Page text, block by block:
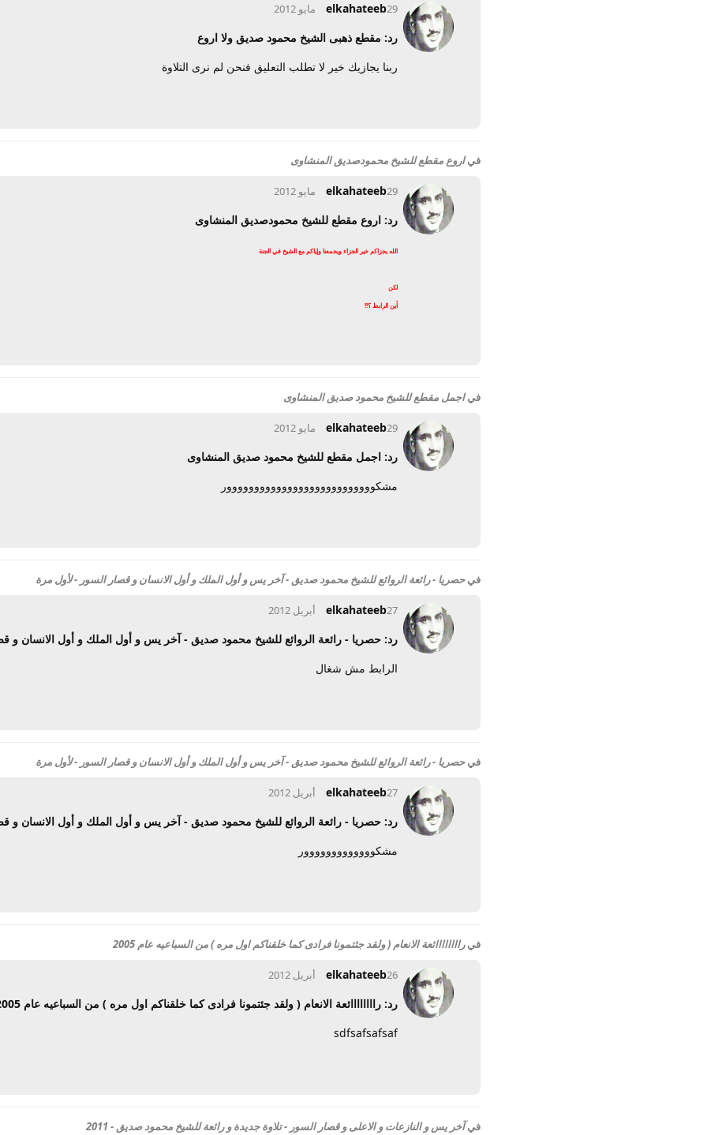
elkahateeb29 مايو 2012
رد: مقطع ذهبى الشيخ محمود صديق ولا اروع
ربنا يجازيك خير لا تطلب التعليق فنحن لم نرى التلاوة
فياروع مقطع للشيخ محمودصديق المنشاوى
elkahateeb29 مايو 2012
رد: اروع مقطع للشيخ محمودصديق المنشاوى
الله يجزاكم خير الجزاء ويجمعنا وإياكم مع الشيخ في الجنة
لكن
أين الرابط ؟!!
فياجمل مقطع للشيخ محمود صديق المنشاوى
elkahateeb29 مايو 2012
رد: اجمل مقطع للشيخ محمود صديق المنشاوى
مشكووووووووووووووووووووووووووور
فيحصريا - رائعة الروائع للشيخ محمود صديق - آخر يس و أول الملك و أول الانسان و قصار السور - لأول مرة
elkahateeb27 أبريل 2012
رد: حصريا - رائعة الروائع للشيخ محمود صديق - آخر يس و أول الملك و أول الانسان و
الرابط مش شغال
فيحصريا - رائعة الروائع للشيخ محمود صديق - آخر يس و أول الملك و أول الانسان و قصار السور - لأول مرة
elkahateeb27 أبريل 2012
رد: حصريا - رائعة الروائع للشيخ محمود صديق - آخر يس و أول الملك و أول الانسان و
مشكووووووووووووور
فيراااااااائعة الانعام ( ولقد جئتمونا فرادى كما خلقناكم اول مره ) من السباعيه عام 2005
elkahateeb26 أبريل 2012
رد: راااااااائعة الانعام ( ولقد جئتمونا فرادى كما خلقناكم اول مره ) من السباعيه عام 2005
sdfsafsafsaf
فيآخر يس و النازعات و الاعلى و قصار السور - تلاوة جديدة و رائعة للشيخ محمود صديق - 2011